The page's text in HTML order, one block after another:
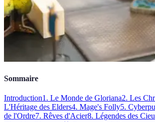
Sommaire
Introduction1. Le Monde de Gloriana2. Les
L'Héritage des Elders4. Mage's Folly5.
de l'Ordre7. Rêves d'Acier8. Légendes des